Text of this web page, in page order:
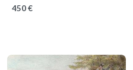
450 €